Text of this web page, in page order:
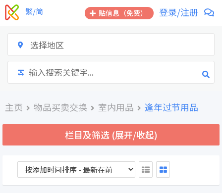
跳
到
贴信息（免费） 登录/注册
繁/简
选择地区
主页 物品买卖交换 室内用品 逢年过节用品
栏目及筛选 (展开/收起)